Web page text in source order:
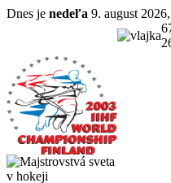
Dnes je nedeľa 9. august